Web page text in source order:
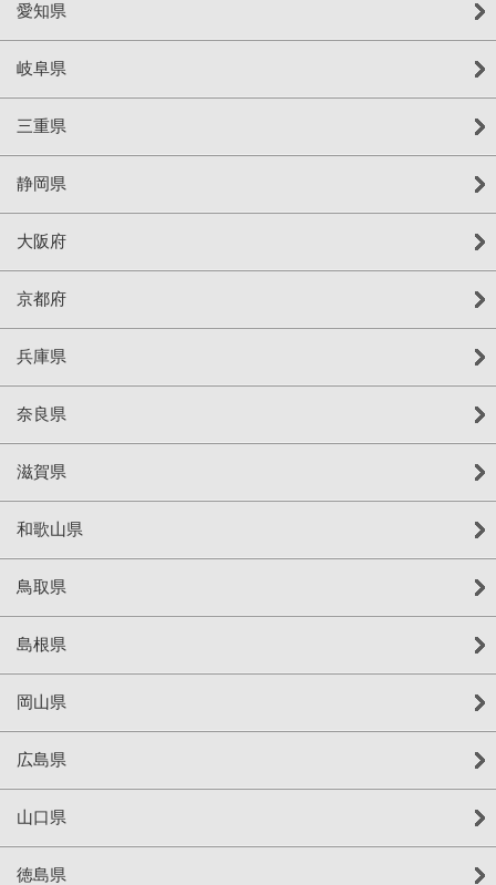
愛知県
岐阜県
三重県
静岡県
大阪府
京都府
兵庫県
奈良県
滋賀県
和歌山県
鳥取県
島根県
岡山県
広島県
山口県
徳島県